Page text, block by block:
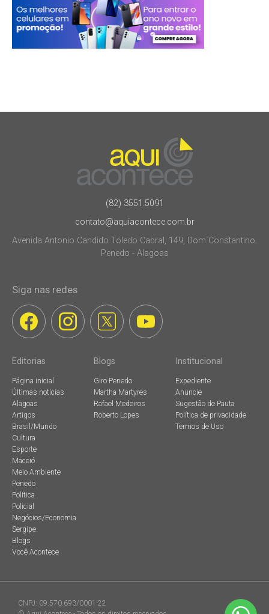
(82) 3551.5091
contato@aquiacontece.com.br
Avenida Antonio Candido Toledo Cabral, 149, Dom Constantino.
Penedo - Alagoas
Siga nas redes
Editorias
Página inicial
Últimas notícias
Alagoas
Artigos
Brasil/Mundo
Cultura
Esporte
Maceió
Meio Ambiente
Penedo
Política
Policial
Negócios/Economia
Sergipe
Blogs
Você Acontece
Blogs
Giro Penedo
Martha Martyres
Rafael Medeiros
Roberto Lopes
Institucional
Expediente
Anuncie
Sugestão de Pauta
Política de privacidade
Termos de Uso
CNPJ: 09.570.693/0001-22